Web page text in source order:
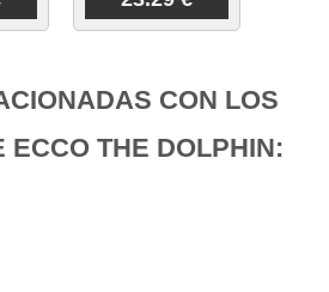
CON LOS
ECCO THE DOLPHIN: